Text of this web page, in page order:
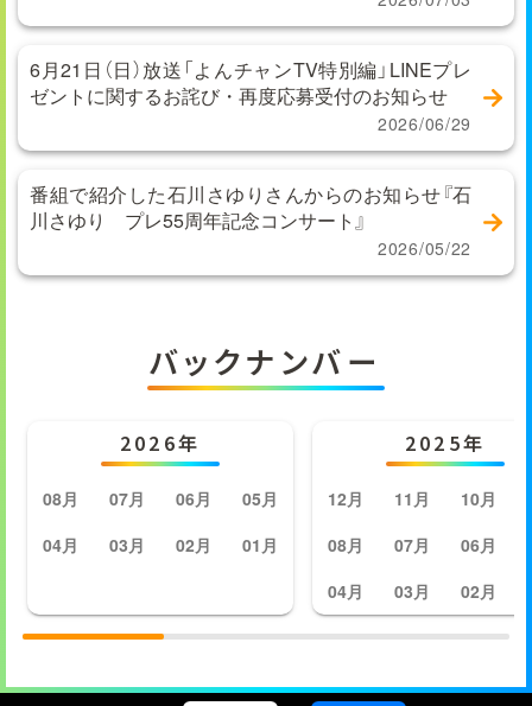
6月21日（日）放送「よんチャンTV特別編」LINEプレ
ゼントに関するお詫び・再度応募受付のお知らせ
2026/06/29
番組で紹介した石川さゆりさんからのお知らせ『石
川さゆり プレ55周年記念コンサート』
2026/05/22
バックナンバー
2026年
08月 07月 06月
05月
04月
03月 02月 01月
2025年
12月 11月 10月
08月
07月 06月
04月
03月 02月